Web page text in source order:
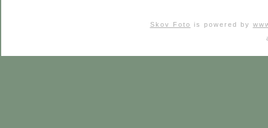
Skov Foto is powered by